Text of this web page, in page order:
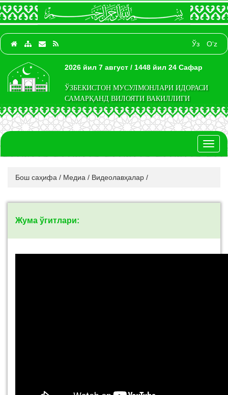
Ўз O‘z
2026 йил 7 август / 1448 йил 24 Сафар
ЎЗБЕКИСТОН МУСУЛМОНЛАРИ ИДОРАСИ
САМАРҚАНД ВИЛОЯТИ ВАКИЛЛИГИ
Бош саҳифа / Медиа / Видеолавҳалар /
Жума ўгитлари: